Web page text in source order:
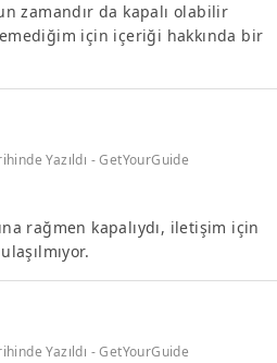
zamandır da kapalı olabilir
için içeriği hakkında bir
Yazıldı - GetYourGuide
rağmen kapalıydı, iletişim için
Yazıldı - GetYourGuide